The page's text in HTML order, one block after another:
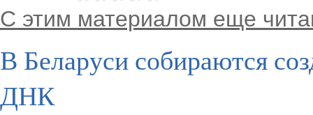
С этим материалом еще
В Беларуси собираются
ДНК